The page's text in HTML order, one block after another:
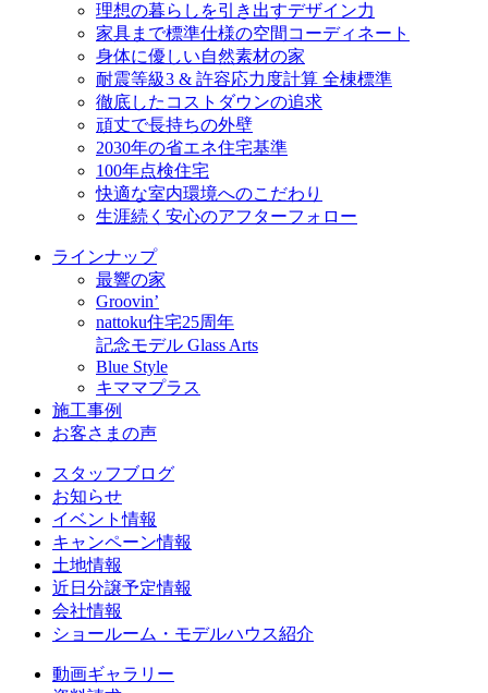
理想の暮らしを引き出すデザイン力
家具まで標準仕様の空間コーディネート
身体に優しい自然素材の家
耐震等級3 & 許容応力度計算 全棟標準
徹底したコストダウンの追求
頑丈で長持ちの外壁
2030年の省エネ住宅基準
100年点検住宅
快適な室内環境へのこだわり
生涯続く安心のアフターフォロー
ラインナップ
最響の家
Groovin’
nattoku住宅25周年
記念モデル Glass Arts
Blue Style
キママプラス
施工事例
お客さまの声
スタッフブログ
お知らせ
イベント情報
キャンペーン情報
土地情報
近日分譲予定情報
会社情報
ショールーム・モデルハウス紹介
動画ギャラリー